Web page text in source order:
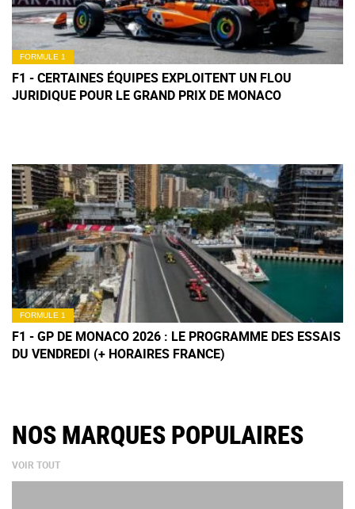
FORMULE 1
F1 - CERTAINES ÉQUIPES EXPLOITENT UN FLOU
JURIDIQUE POUR LE GRAND PRIX DE MONACO
FORMULE 1
F1 - GP DE MONACO 2026 : LE PROGRAMME DES ESSAIS
DU VENDREDI (+ HORAIRES FRANCE)
NOS MARQUES POPULAIRES
VOIR TOUT